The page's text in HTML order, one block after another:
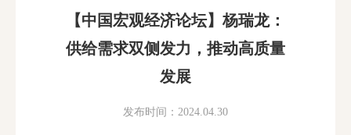
【中国宏观经济论坛】杨瑞龙：
供给需求双侧发力，推动高质量
发展
发布时间：2024.04.30